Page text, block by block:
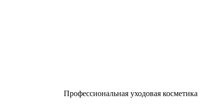
Профессиональная уходовая косметика